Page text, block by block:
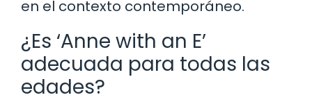
en el contexto contemporáneo.
¿Es ‘Anne with an E’
adecuada para todas las
edades?